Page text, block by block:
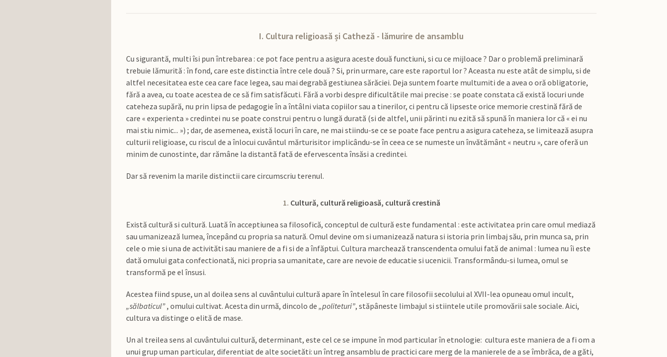
I. Cultura religioasă și Catheză - lămurire de ansamblu
Cu sigurantă, multi îsi pun întrebarea : ce pot face pentru a asigura aceste două functiuni, si cu ce mijloace ? Dar o problemă preliminară
trebuie lămurită : în fond, care este distinctia între cele două ? Si, prin urmare, care este raportul lor ? Aceasta nu este atât de simplu, si de
altfel necesitatea este cea care face legea, sau mai degrabă gestiunea sărăciei. Deja suntem foarte multumiti de a avea o oră obligatorie,
fără a avea, cu toate acestea de ce să fim satisfăcuti. Fără a vorbi despre dificultătile mai precise : se poate constata că există locuri unde
cateheza supără, nu prin lipsa de pedagogie în a întâlni viata copiilor sau a tinerilor, ci pentru că lipseste orice memorie crestină fără de
care « experienta » credintei nu se poate construi pentru o lungă durată (si de altfel, unii părinti nu ezită să spună în maniera lor că « ei nu
mai stiu nimic... ») ; dar, de asemenea, există locuri în care, ne mai stiindu-se ce se poate face pentru a asigura cateheza, se limitează asupra
culturii religioase, cu riscul de a înlocui cuvântul mărturisitor implicându-se în ceea ce se numeste un învătământ « neutru », care oferă un
minim de cunostinte, dar rămâne la distantă fată de efervescenta însăsi a credintei.
Dar să revenim la marile distinctii care circumscriu terenul.
1. Cultură, cultură religioasă, cultură crestină
Există cultură si cultură. Luată în acceptiunea sa filosofică, conceptul de cultură este fundamental : este activitatea prin care omul mediază
sau umanizează lumea, începând cu propria sa natură. Omul devine om si umanizează natura si istoria prin limbaj său, prin munca sa, prin
cele o mie si una de activităti sau maniere de a fi si de a înfăptui. Cultura marchează transcendenta omului fată de animal : lumea nu îi este
dată omului gata confectionată, nici propria sa umanitate, care are nevoie de educatie si ucenicii. Transformându-si lumea, omul se
transformă pe el însusi.
Acestea fiind spuse, un al doilea sens al cuvântului cultură apare în întelesul în care filosofii secolului al XVII-lea opuneau omul incult,
„sălbaticul”, omului cultivat. Acesta din urmă, dincolo de „politeturi”, stăpâneste limbajul si stiintele utile promovării sale sociale. Aici,
cultura va distinge o elită de mase.
Un al treilea sens al cuvântului cultură, determinant, este cel ce se impune în mod particular în etnologie: cultura este maniera de a fi om a
unui grup uman particular, diferentiat de alte societăti: un întreg ansamblu de practici care merg de la manierele de a se îmbrăca, de a găti,